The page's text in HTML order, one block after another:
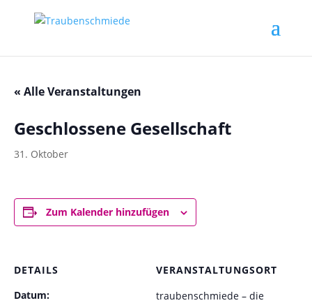
« Alle Veranstaltungen
Geschlossene Gesellschaft
31. Oktober
Zum Kalender hinzufügen
DETAILS
Datum:
VERANSTALTUNGSORT
traubenschmiede – die